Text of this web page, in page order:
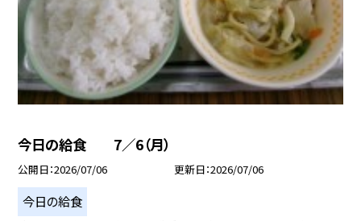
今日の給食 7／6（月）
公開日 2026/07/06 更新日 2026/07/06
今日の給食